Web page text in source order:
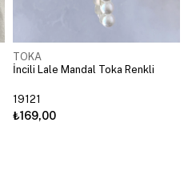
TOKA
İncili Lale Mandal Toka Renkli
19121
₺169,00